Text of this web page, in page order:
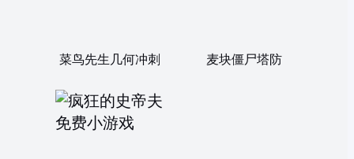
菜鸟先生几何冲刺 麦块僵尸塔防